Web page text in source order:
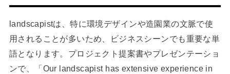
landscapistは、特に環境デザインや造園業の文脈で使
用されることが多いため、ビジネスシーンでも重要な単
語となります。プロジェクト提案書やプレゼンテーショ
ンで、「Our landscapist has extensive experience in